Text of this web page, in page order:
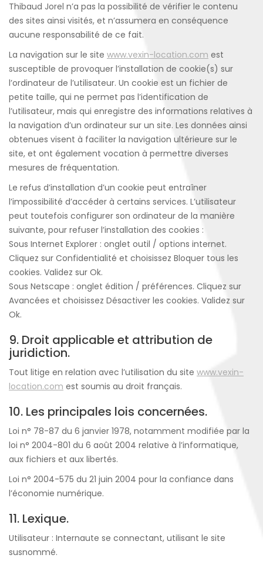
Thibaud Jorel n’a pas la possibilité de vérifier le contenu
des sites ainsi visités, et n’assumera en conséquence
aucune responsabilité de ce fait.
La navigation sur le site www.vexin-location.com est
susceptible de provoquer l’installation de cookie(s) sur
l’ordinateur de l’utilisateur. Un cookie est un fichier de
petite taille, qui ne permet pas l’identification de
l’utilisateur, mais qui enregistre des informations relatives à
la navigation d’un ordinateur sur un site. Les données ainsi
obtenues visent à faciliter la navigation ultérieure sur le
site, et ont également vocation à permettre diverses
mesures de fréquentation.
Le refus d’installation d’un cookie peut entraîner
l’impossibilité d’accéder à certains services. L’utilisateur
peut toutefois configurer son ordinateur de la manière
suivante, pour refuser l’installation des cookies :
Sous Internet Explorer : onglet outil / options internet.
Cliquez sur Confidentialité et choisissez Bloquer tous les
cookies. Validez sur Ok.
Sous Netscape : onglet édition / préférences. Cliquez sur
Avancées et choisissez Désactiver les cookies. Validez sur
Ok.
9. Droit applicable et attribution de
juridiction.
Tout litige en relation avec l’utilisation du site www.vexin-
location.com est soumis au droit français.
10. Les principales lois concernées.
Loi n° 78-87 du 6 janvier 1978, notamment modifiée par la
loi n° 2004-801 du 6 août 2004 relative à l’informatique,
aux fichiers et aux libertés.
Loi n° 2004-575 du 21 juin 2004 pour la confiance dans
l’économie numérique.
11. Lexique.
Utilisateur : Internaute se connectant, utilisant le site
susnommé.